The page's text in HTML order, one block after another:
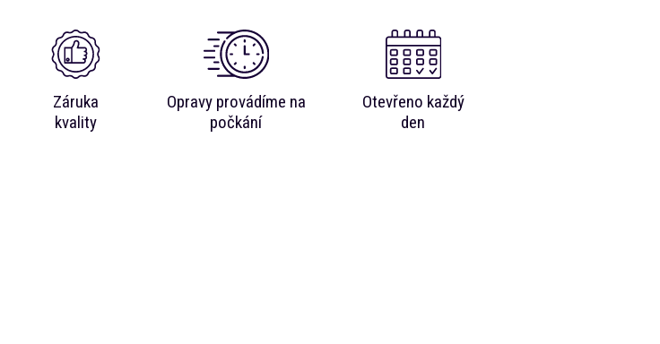
Záruka
kvality
Opravy provádíme na
počkání
Otevřeno každý
den